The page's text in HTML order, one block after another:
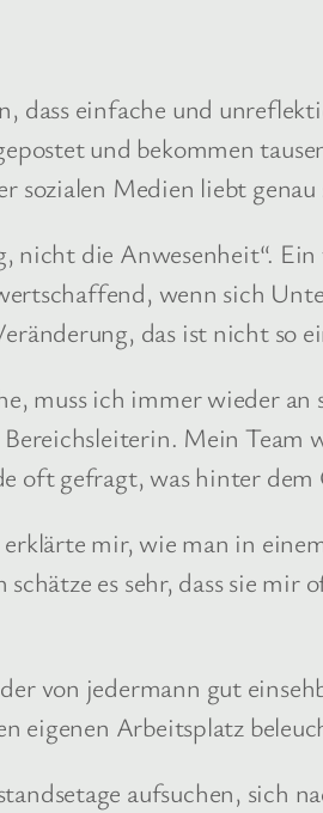
dass einfache und
und bekommen
Medien liebt genau
die Anwesenheit“.
wenn sich
das ist nicht so
muss ich immer wieder
Mein Team
oft gefragt, was hinter dem
mir, wie man in
es sehr, dass sie
von jedermann gut
eigenen Arbeitsplatz
aufsuchen, sich